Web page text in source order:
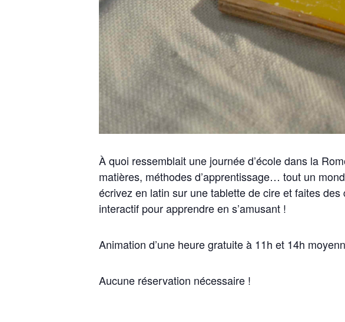
À quoi ressemblait une journée d’école dans la
matières, méthodes d’apprentissage… tout un
écrivez en latin sur une tablette de cire et faites
interactif pour apprendre en s’amusant !
Animation d’une heure gratuite à 11h et 14h
Aucune réservation nécessaire !